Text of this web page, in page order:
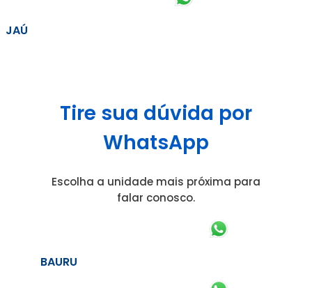
JAÚ
Tire sua dúvida por
WhatsApp
Escolha a unidade mais próxima para
falar conosco.
BAURU